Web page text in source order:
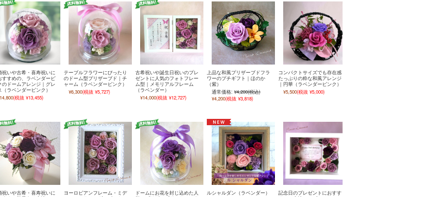
祝いや古希・喜寿祝いに
すすめの、ラベンダーピ
のドームアレンジ｜グレ
（ラベンダーピンク）
(税抜 ¥13,455)
テーブルフラワーにぴったり
のドーム型プリザーブド｜チ
ャーム（ラベンダーピンク）
¥6,300(税抜 ¥5,727)
古希祝いや誕生日祝いのプレ
ゼントに人気のフォトフレー
ム型｜メモリアルフレーム
（ラベンダー）
¥14,000(税抜 ¥12,727)
上品な和風プリザーブドフラ
ワーのプチギフト｜ほのか
（紫）
通常価格: ¥4,200(税込)
¥4,200(税抜 ¥3,818)
コンパクトサイズでも存在感
たっぷりの粋な和風アレンジ
｜円華（ラベンダーピンク）
¥5,500(税抜 ¥5,000)
祝いや古希・喜寿祝いに
ヨーロピアンフレーム・ミデ
ドームにお花を封じ込めた人
ルシャルダン（ラベンダー）
記念日のプレゼントにおすす